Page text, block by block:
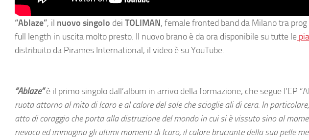
“Ablaze”, il nuovo singolo dei TOLIMAN, female fronted band da Milano tra
full length in uscita molto presto. Il nuovo brano è da ora disponibile su tutte le
distribuito da Pirames International, il video è su YouTube.
“Ablaze”è il primo singolo dall’album in arrivo della formazione, che segue l’EP
ruota attorno al mito di Icaro e al calore del sole che scioglie ali di cera. In
atto di coraggio che porta alla distruzione del mondo in cui si è vissuto sino al
rievoca ed immagina gli ultimi momenti di Icaro, il calore bruciante della sua pelle